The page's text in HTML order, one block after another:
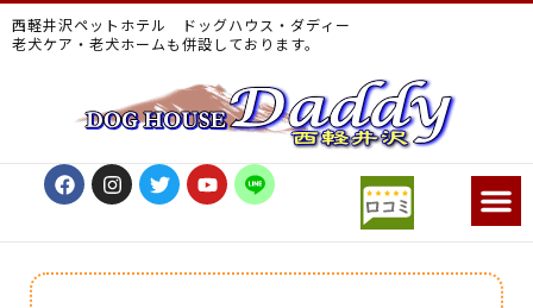
西軽井沢ペットホテル ドッグハウス・ダディー
老犬ケア・老犬ホームも併設しております。